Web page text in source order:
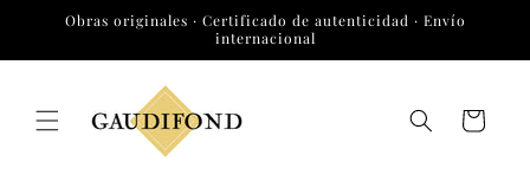
directamente
Obras originales · Certificado de autenticidad · Envío
internacional
Carrito